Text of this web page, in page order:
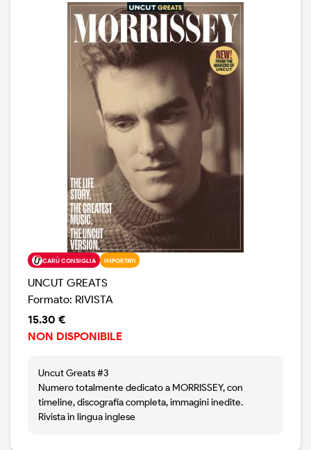
CARÙ CONSIGLIA IMPORTATI
UNCUT GREATS
Formato: RIVISTA
15.30 €
NON DISPONIBILE
Uncut Greats #3
Numero totalmente dedicato a MORRISSEY, con
timeline, discografia completa, immagini inedite.
Rivista in lingua inglese